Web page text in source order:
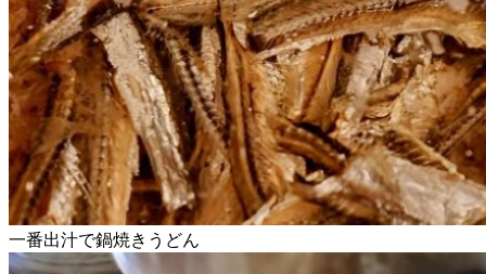
一番出汁で鍋焼きうどん